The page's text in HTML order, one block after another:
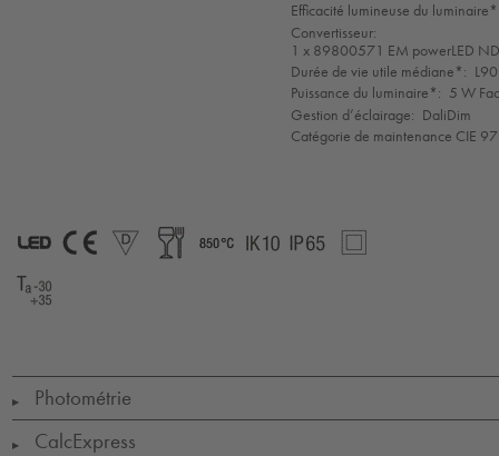
Efficacité lumineuse du
Convertisseur:
1 x 89800571 EM powerLED
Durée de vie utile médiane*:
Puissance du luminaire*: 5 W
Gestion d’éclairage: DaliDim
Catégorie de maintenance CIE
▶ Photométrie
▶ CalcExpress